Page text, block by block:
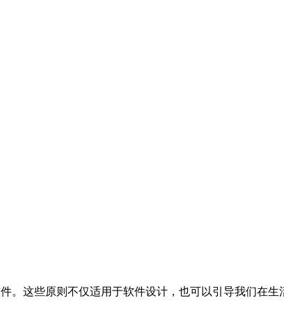
这些原则不仅适用于软件设计，也可以引导我们在生